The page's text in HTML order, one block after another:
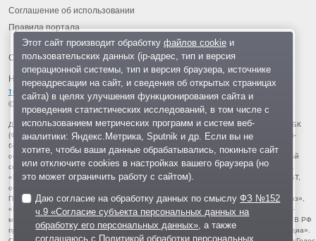
Соглашение об использовании
Правила портала
На информационном ресурсе применяются
технологии
© 2013-2026 «ОИНФО»,
сделано в Одинцово
Для читателей: В России признаны экстремистскими и запрещены организации ФБК
(Фонд борьбы с коррупцией, признан иноагентом), Штабы Навального, «Национал-
большевистская партия», «Свидетели Иеговы», «Армия воли народа», «Русский
общенациональный союз», «Движение против нелегальной иммиграции», «Правый
сектор», УНА-УНСО, УПА, «Тризуб им. Степана Бандеры», «Мизантропик дивижн»,
«Меджлис крымскотатарского народа», движение «Артподготовка», движение ЛГБТ,
общероссийская политическая партия «Воля», АУЕ, батальоны «Азов» и «Айдар».
Признаны террористическими и запрещены: «Движение Талибан», «Имарат Кавказ»,
«Исламское государство» (ИГ, ИГИЛ), Джебхад-ан-Нусра, «АУМ Синрике», «Братья-
мусульмане», «Аль-Каида в странах исламского Магриба», «Сеть», «Колумбайн». В РФ
признана нежелательной деятельность «Открытой России», издания «Проект Медиа».
Этот сайт производит обработку файлов cookieи
пользовательских данных (ip-адрес, тип и версия
операционной системы, тип и версия браузера, источнике
переадресации на сайт, и сведения об открытых страницах
сайта) в целях улучшения функционирования сайта и
проведения статистических исследований, в том числе с
использованием метрических программ и систем веб-
аналитики: Яндекс.Метрика, Sputnik и др. Если вы не
хотите, чтобы ваши данные обрабатывались, покиньте сайт
или отключите cookies в настройках вашего браузера (но
это может ограничить работу с сайтом).
Даю согласие на обработку данных по смыслуФЗ №152
ч.9 «Согласие субъекта персональных данных на
обработку его персональных данных» , а также
соглашаюсь с Политикой обработки персональных